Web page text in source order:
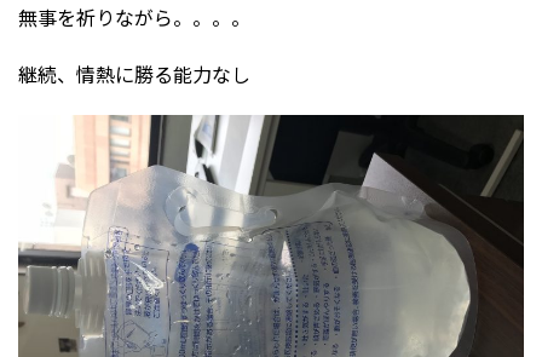
無事を祈りながら。。。。
継続、情熱に勝る能力なし